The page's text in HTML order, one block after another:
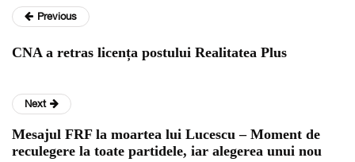
Previous
CNA a retras licența postului Realitatea Plus
Next
Mesajul FRF la moartea lui Lucescu – Moment de
reculegere la toate partidele, iar alegerea unui nou